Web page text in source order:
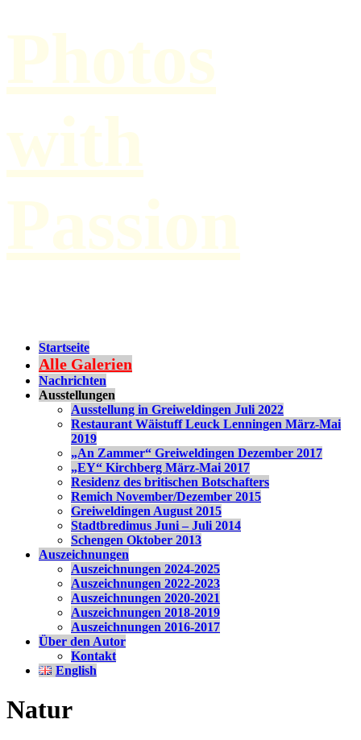
Photos
with
Passion
Startseite
Alle Galerien
Nachrichten
Ausstellungen
Ausstellung in Greiweldingen Juli 2022
Restaurant Wäistuff Leuck Lenningen März-Mai
2019
„An Zammer“ Greiweldingen Dezember 2017
„EY“ Kirchberg März-Mai 2017
Residenz des britischen Botschafters
Remich November/Dezember 2015
Greiweldingen August 2015
Stadtbredimus Juni – Juli 2014
Schengen Oktober 2013
Auszeichnungen
Auszeichnungen 2024-2025
Auszeichnungen 2022-2023
Auszeichnungen 2020-2021
Auszeichnungen 2018-2019
Auszeichnungen 2016-2017
Über den Autor
Kontakt
English
Natur